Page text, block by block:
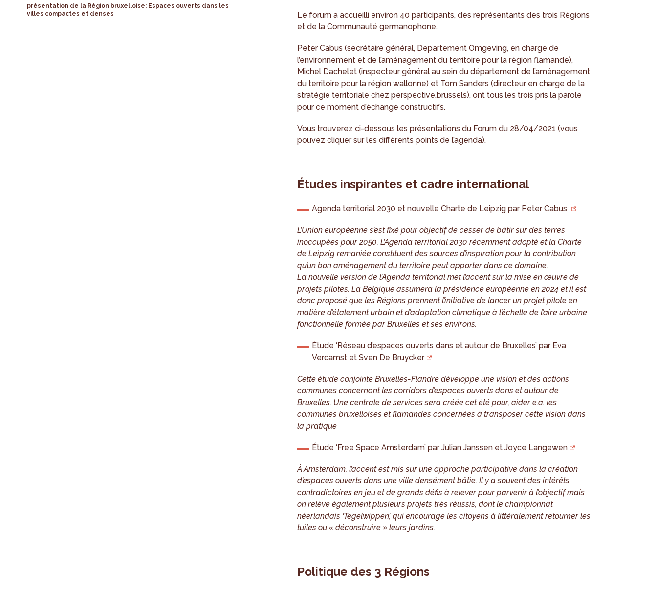
présentation de la Région bruxelloise: Espaces ouverts dans les
villes compactes et denses
Le forum a accueilli environ 40 participants, des représentants des trois Régions
et de la Communauté germanophone.
Peter Cabus (secrétaire général, Departement Omgeving, en charge de
l’environnement et de l’aménagement du territoire pour la région flamande),
Michel Dachelet (inspecteur général au sein du département de l’aménagement
du territoire pour la région wallonne) et Tom Sanders (directeur en charge de la
stratégie territoriale chez perspective.brussels), ont tous les trois pris la parole
pour ce moment d’échange constructifs.
Vous trouverez ci-dessous les présentations du Forum du 28/04/2021 (vous
pouvez cliquer sur les différents points de l’agenda).
Études inspirantes et cadre international
Agenda territorial 2030 et nouvelle Charte de Leipzig par Peter Cabus
L’Union européenne s’est fixé pour objectif de cesser de bâtir sur des terres
inoccupées pour 2050. L’Agenda territorial 2030 récemment adopté et la Charte
de Leipzig remaniée constituent des sources d’inspiration pour la contribution
qu’un bon aménagement du territoire peut apporter dans ce domaine.
La nouvelle version de l’Agenda territorial met l’accent sur la mise en œuvre de
projets pilotes. La Belgique assumera la présidence européenne en 2024 et il est
donc proposé que les Régions prennent l’initiative de lancer un projet pilote en
matière d’étalement urbain et d’adaptation climatique à l’échelle de l’aire urbaine
fonctionnelle formée par Bruxelles et ses environs.
Étude ‘Réseau d’espaces ouverts dans et autour de Bruxelles’ par Eva
Vercamst et Sven De Bruycker
Cette étude conjointe Bruxelles-Flandre développe une vision et des actions
communes concernant les corridors d’espaces ouverts dans et autour de
Bruxelles. Une centrale de services sera créée cet été pour, aider e.a. les
communes bruxelloises et flamandes concernées à transposer cette vision dans
la pratique
Étude ‘Free Space Amsterdam’ par Julian Janssen et Joyce Langewen
À Amsterdam, l’accent est mis sur une approche participative dans la création
d’espaces ouverts dans une ville densément bâtie. Il y a souvent des intérêts
contradictoires en jeu et de grands défis à relever pour parvenir à l’objectif mais
on relève également plusieurs projets très réussis, dont le championnat
néerlandais ‘Tegelwippen’, qui encourage les citoyens à littéralement retourner les
tuiles ou « déconstruire » leurs jardins.
Politique des 3 Régions